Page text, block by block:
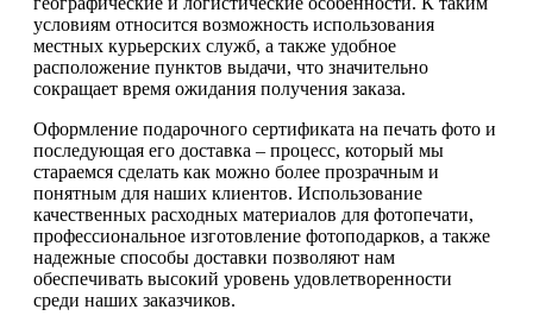
условиям относится возможность использования
местных курьерских служб, а также удобное
расположение пунктов выдачи, что значительно
сокращает время ожидания получения заказа.
Оформление подарочного сертификата на печать фото и
последующая его доставка – процесс, который мы
стараемся сделать как можно более прозрачным и
понятным для наших клиентов. Использование
качественных расходных материалов для фотопечати,
профессиональное изготовление фотоподарков, а также
надежные способы доставки позволяют нам
обеспечивать высокий уровень удовлетворенности
среди наших заказчиков.